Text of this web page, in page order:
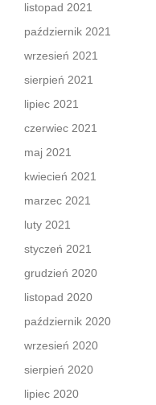
listopad 2021
październik 2021
wrzesień 2021
sierpień 2021
lipiec 2021
czerwiec 2021
maj 2021
kwiecień 2021
marzec 2021
luty 2021
styczeń 2021
grudzień 2020
listopad 2020
październik 2020
wrzesień 2020
sierpień 2020
lipiec 2020